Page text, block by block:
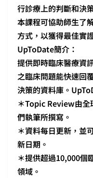
行診療上的判斷和決
本課程可協助師生了
方式，以獲得最佳實
UpToDate簡介：
提供即時臨床醫療資
之臨床問題能快速回
決策的資料庫。
＊Topic Review由全
們執筆所撰寫。
＊資料每日更新，並
新日期。
＊提供超過10,000個
領域。